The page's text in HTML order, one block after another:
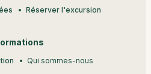
Réserver l'excursion
Qui sommes-nous